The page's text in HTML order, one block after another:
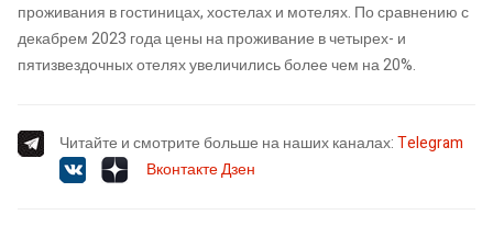
проживания в гостиницах, хостелах и мотелях. По сравнению с
декабрем 2023 года цены на проживание в четырех- и
пятизвездочных отелях увеличились более чем на 20%.
Читайте и смотрите больше на наших каналах:Telegram
ВконтактеДзен